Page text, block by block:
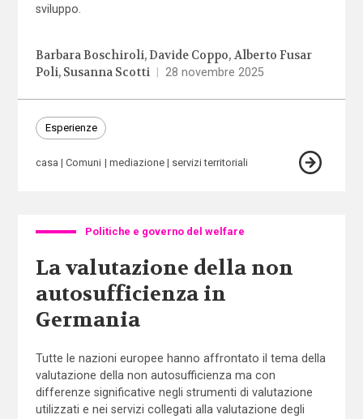
sviluppo.
Barbara Boschiroli Davide Coppo Alberto Fusar
Poli Susanna Scotti 28 novembre 2025
Esperienze
casa Comuni mediazione servizi territoriali
Politiche e governo del welfare
La valutazione della non
autosufficienza in
Germania
Tutte le nazioni europee hanno affrontato il tema della
valutazione della non autosufficienza ma con
differenze significative negli strumenti di valutazione
utilizzati e nei servizi collegati alla valutazione degli